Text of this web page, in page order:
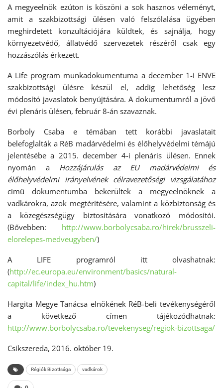
A megyeelnök ezúton is köszöni a sok hasznos véleményt,
amit a szakbizottsági ülésen való felszólalása ügyében
meghirdetett konzultációjára küldtek, és sajnálja, hogy
környezetvédő, állatvédő szervezetek részéről csak egy
hozzászólás érkezett.
A Life program munkadokumentuma a december 1-i ENVE
szakbizottsági ülésre készül el, addig lehetőség lesz
módosító javaslatok benyújtására. A dokumentumról a jövő
évi plenáris ülésen, február 8-án szavaznak.
Borboly Csaba e témában tett korábbi javaslatait
belefoglalták a RéB madárvédelmi és élőhelyvédelmi témájú
jelentésébe a 2015. december 4-i plenáris ülésen. Ennek
nyomán a Hozzájárulás az EU madárvédelmi és
élőhelyvédelmi irányelvének célravezetőségi vizsgálatához
című dokumentumba bekerültek a megyeelnöknek a
vadkárokra, azok megtérítésére, valamint a közbiztonság és
a közegészségügy biztosítására vonatkozó módosítói.
(Bővebben: http://www.borbolycsaba.ro/hirek/brusszeli-
elorelepes-medveugyben/)
A LIFE programról itt olvashatnak:
(http://ec.europa.eu/environment/basics/natural-
capital/life/index_hu.htm)
Hargita Megye Tanácsa elnökének RéB-beli tevékenységéről
a következő címen tájékozódhatnak:
http://www.borbolycsaba.ro/tevekenyseg/regiok-bizottsaga/
Csíkszereda, 2016. október 19.
Régiók Bizottsága vadkárok